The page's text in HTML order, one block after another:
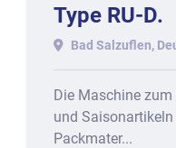
Type RU-D.
Bad Salzuflen,
Die Maschine
und
Packmater...